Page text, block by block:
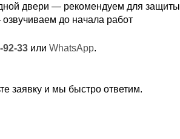
двери — рекомендуем для защиты
до начала работ
92-33или WhatsApp.
заявку и мы быстро ответим.